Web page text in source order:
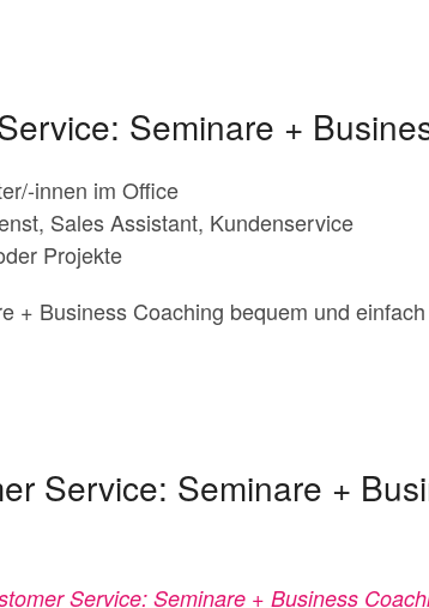
Seminare +
innen im Office
Sales Assistant, Kundenservice
Projekte
+ Business Coaching bequem und
Service: Seminare +
Service: Seminare + Business